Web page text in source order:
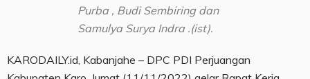
Purba , Budi Sembiring dan
Samulya Surya Indra .(ist).
KARODAILY.id, Kabanjahe – DPC PDI Perjuangan